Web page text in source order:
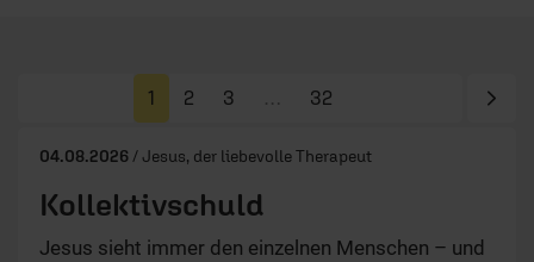
1 2 3 … 32
04.08.2026 / Jesus, der liebevolle Therapeut
Kollektivschuld
Jesus sieht immer den einzelnen Menschen – und